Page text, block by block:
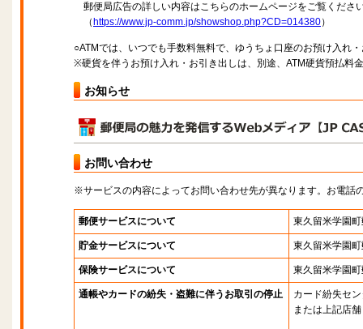
郵便局広告の詳しい内容はこちらのホームページをご覧くださ
（ https://www.jp-comm.jp/showshop.php?CD=014380）
○ATMでは、いつでも手数料無料で、ゆうちょ口座のお預け入れ
※硬貨を伴うお預け入れ・お引き出しは、別途、ATM硬貨預払料
お知らせ
お問い合わせ
※サービスの内容によってお問い合わせ先が異なります。お電話
郵便サービスについて 東久留米学園
貯金サービスについて 東久留米学園
保険サービスについて 東久留米学園
通帳やカードの紛失・盗難に伴うお取引の停止
カード紛失セ
または上記店舗